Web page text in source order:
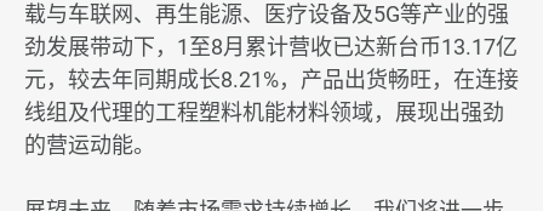
载与车联网、再生能源、医疗设备及5G等产业的强
劲发展带动下，1至8月累计营收已达新台币13.17亿
元，较去年同期成长8.21%，产品出货畅旺，在连接
线组及代理的工程塑料机能材料领域，展现出强劲
的营运动能。
鸿呈优势
产品应用范畴
技术与制程能力
ESG企业永续发展